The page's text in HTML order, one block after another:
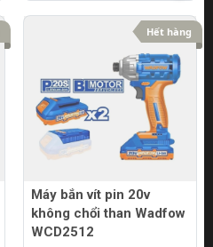
Hết hàng
Máy bắn vít pin 20v
không chổi than Wadfow
WCD2512